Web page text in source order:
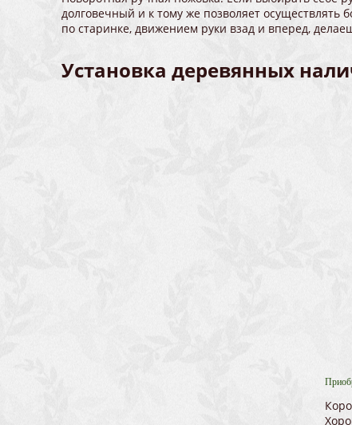
долговечный и к тому же позволяет
по старинке, движением руки взад и вперед,
Установка деревянных